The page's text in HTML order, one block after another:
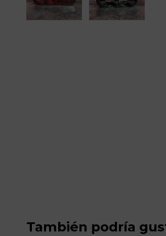
También podría